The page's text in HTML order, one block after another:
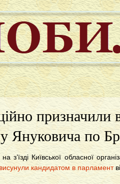
призначили
Януковича по
з’їзді Київської обласної
кандидатом в парламент